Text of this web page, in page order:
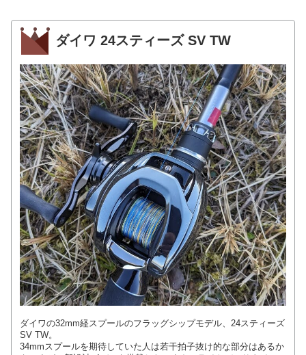
ダイワ 24スティーズ SV TW
ダイワの32mm経スプールのフラッグシップモデル、24スティーズ
SV TW。
34mmスプールを期待していた人は若干拍子抜け的な部分はあるか